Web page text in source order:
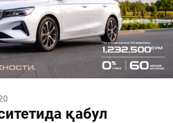
қабул